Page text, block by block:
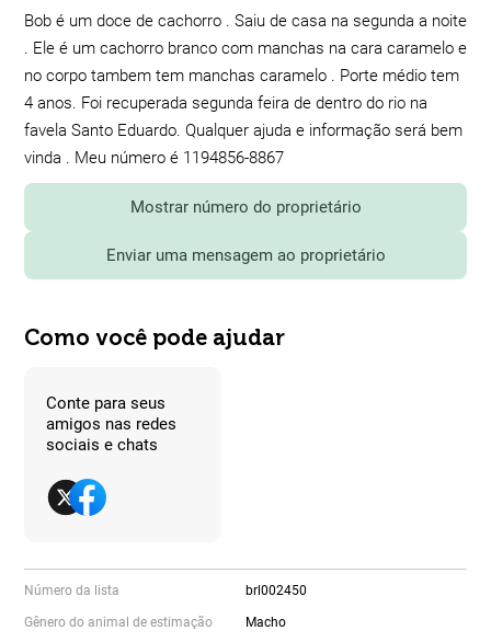
Bob é um doce de cachorro . Saiu de casa na segunda a noite
. Ele é um cachorro branco com manchas na cara caramelo e
no corpo tambem tem manchas caramelo . Porte médio tem
4 anos. Foi recuperada segunda feira de dentro do rio na
favela Santo Eduardo. Qualquer ajuda e informação será bem
vinda . Meu número é 1194856-8867
Mostrar número do proprietário
Enviar uma mensagem ao proprietário
Como você pode ajudar
Conte para seus
amigos nas redes
sociais e chats
Número da lista brl002450
Gênero do animal de estimação Macho